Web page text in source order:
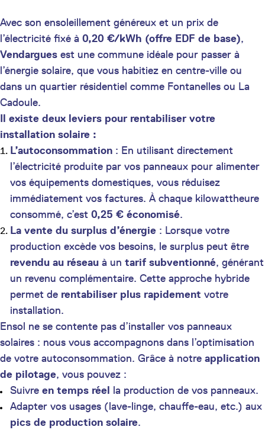
Avec son ensoleillement généreux et un prix de
l’électricité fixé à 0,20 €/kWh (offre EDF de base),
Vendargues est une commune idéale pour passer à
l’énergie solaire, que vous habitiez en centre-ville ou
dans un quartier résidentiel comme Fontanelles ou La
Cadoule.
Il existe deux leviers pour rentabiliser votre
installation solaire :
L’autoconsommation : En utilisant directement
l’électricité produite par vos panneaux pour alimenter
vos équipements domestiques, vous réduisez
immédiatement vos factures. À chaque kilowattheure
consommé, c’est 0,25 € économisé.
La vente du surplus d’énergie : Lorsque votre
production excède vos besoins, le surplus peut être
revendu au réseau à un tarif subventionné, générant
un revenu complémentaire. Cette approche hybride
permet de rentabiliser plus rapidement votre
installation.
Ensol ne se contente pas d’installer vos panneaux
solaires : nous vous accompagnons dans l’optimisation
de votre autoconsommation. Grâce à notre application
de pilotage, vous pouvez :
Suivre en temps réel la production de vos panneaux.
Adapter vos usages (lave-linge, chauffe-eau, etc.) aux
pics de production solaire.